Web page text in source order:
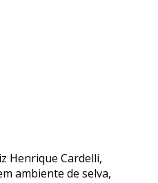
Henrique Cardelli,
ambiente de selva,